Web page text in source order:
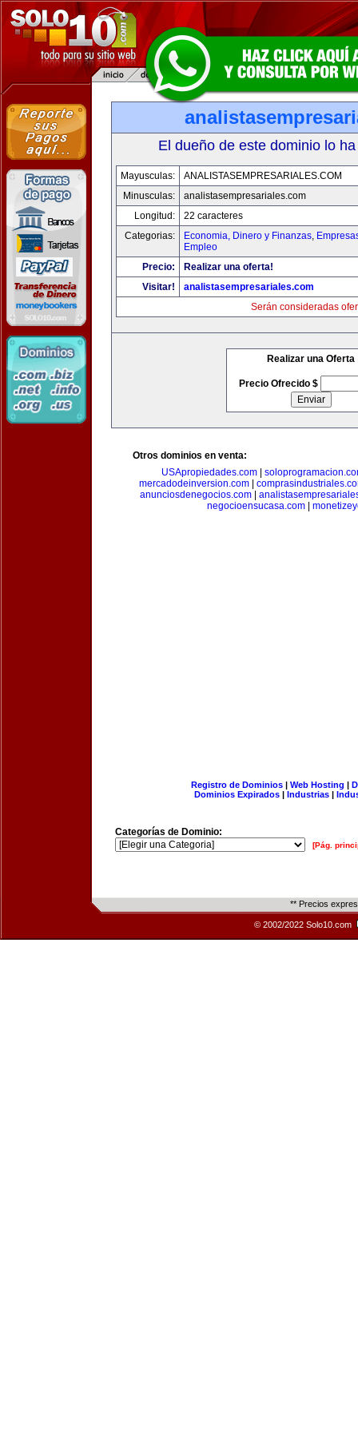
El dueño de este dominio lo
Mayusculas:
ANALISTASEMPRESARIALES.COM
Minusculas:
analistasempresariales.com
Longitud:
22 caracteres
Categorias:
Economia, Dinero y Finanzas,
Empleo
Precio:
Realizar una oferta!
Visitar!
analistasempresariales.com
Serán consideradas
Realizar una Oferta
Precio Ofrecido $
Otros dominios en venta:
USApropiedades.com
mercadodeinversion.com
anunciosdenegocios.com|
negocioensucasa.com|
Registro de Dominios| Web Hosting |
Dominios Expirados | Industrias |
Categorías de Dominio:
[Pág.
** Precios
© 2002/2022 Solo10.com